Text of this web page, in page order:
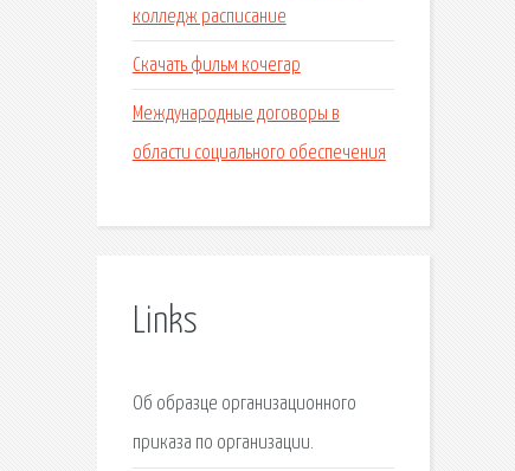
колледж расписание
Скачать фильм кочегар
Международные договоры в
области социального обеспечения
Links
Об образце организационного
приказа по организации.